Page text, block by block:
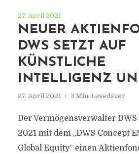
27. April 2021
NEUER
DWS SETZT AUF
KÜNSTLICHE
INTELLIGENZ
27. April 2021 3 Min. Lesedauer
Der Vermögensverwalter DWS
2021 mit dem „DWS Concept
Global Equity“ einen